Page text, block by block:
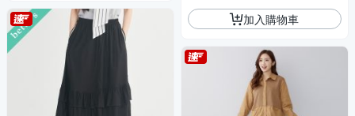
加入購物車